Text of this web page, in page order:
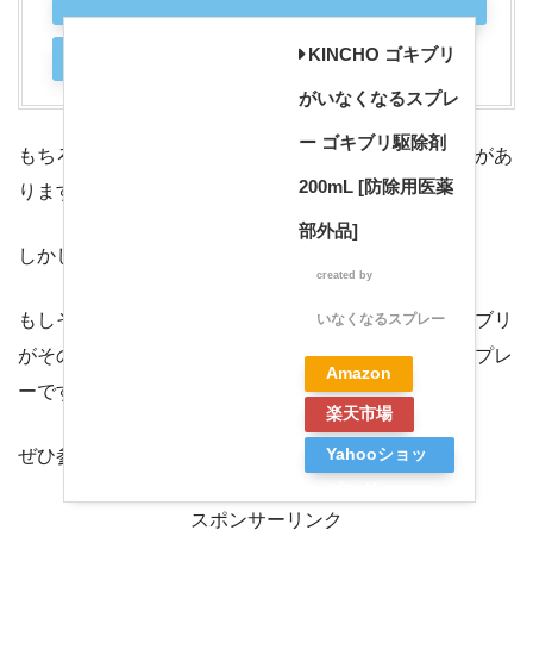
KINCHO ゴキブリ
がいなくなるスプレ
ー ゴキブリ駆除剤
200mL [防除用医薬
部外品]
created by
いなくなるスプレー
Amazon
楽天市場
Yahooショッ
もちろんゴキブリに直接スプレーしても高い殺虫効力があ
ります。
しかしこのスプレーの良いところは、
もしそこにゴキブリがいなかったとしても、もしゴキブリ
がその場所を通ったら死んでしまうという学期的なスプレ
ーです。
ぜひ参考にしてみてください。
スポンサーリンク